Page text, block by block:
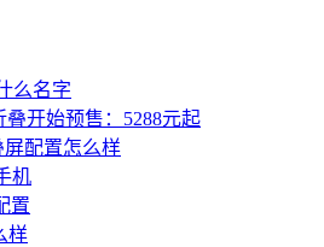
么名字
叠开始预售：5288元起
屏配置怎么样
机
置
样